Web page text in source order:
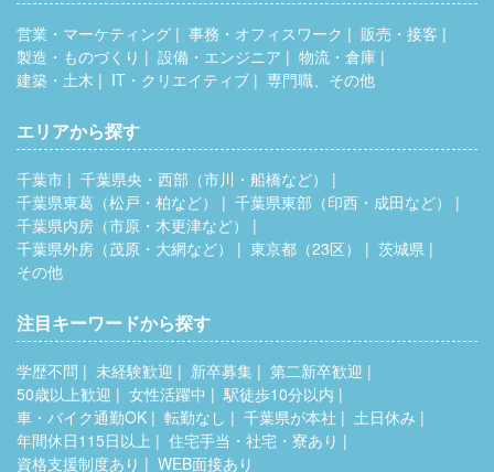
営業・マーケティング 事務・オフィスワーク
販売・接客
製造・ものづくり
設備・エンジニア
物流・倉庫
建築・土木
IT・クリエイティブ 専門職、その他
エリアから探す
千葉市
千葉県央・西部（市川・船橋など）
千葉県東葛（松戸・柏など）
千葉県東部（印西・成田など）
千葉県内房（市原・木更津など）
千葉県外房（茂原・大網など）
東京都（23区）
茨城県
その他
注目キーワードから探す
学歴不問 未経験歓迎 新卒募集
第二新卒歓迎
50歳以上歓迎
女性活躍中
駅徒歩10分以内
車・バイク通勤OK
転勤なし 千葉県が本社
土日休み
年間休日115日以上
住宅手当・社宅・寮あり
資格支援制度あり
WEB面接あり